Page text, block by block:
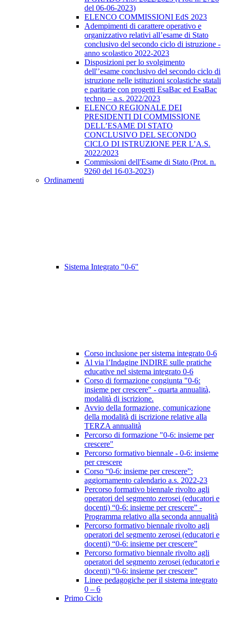
del 06-06-2023)
ELENCO COMMISSIONI EdS 2023
Adempimenti di carattere operativo e
organizzativo relativi all’esame di Stato
conclusivo del secondo ciclo di istruzione -
anno scolastico 2022-2023
Disposizioni per lo svolgimento
dell'’esame conclusivo del secondo ciclo di
istruzione nelle istituzioni scolastiche statali
e paritarie con progetti EsaBac ed EsaBac
techno – a.s. 2022/2023
ELENCO REGIONALE DEI
PRESIDENTI DI COMMISSIONE
DELL’ESAME DI STATO
CONCLUSIVO DEL SECONDO
CICLO DI ISTRUZIONE PER L’A.S.
2022/2023
Commissioni dell'Esame di Stato (Prot. n.
9260 del 16-03-2023)
Ordinamenti
Sistema Integrato "0-6"
Corso inclusione per sistema integrato 0-6
Al via l’Indagine INDIRE sulle pratiche
educative nel sistema integrato 0-6
Corso di formazione congiunta "0-6:
insieme per crescere" - quarta annualità,
modalità di iscrizione.
Avvio della formazione, comunicazione
della modalità di iscrizione relative alla
TERZA annualità
Percorso di formazione "0-6: insieme per
crescere"
Percorso formativo biennale - 0-6: insieme
per crescere
Corso “0-6: insieme per crescere”:
aggiornamento calendario a.s. 2022-23
Percorso formativo biennale rivolto agli
operatori del segmento zerosei (educatori e
docenti) “0-6: insieme per crescere” -
Programma relativo alla seconda annualità
Percorso formativo biennale rivolto agli
operatori del segmento zerosei (educatori e
docenti) “0-6: insieme per crescere”
Percorso formativo biennale rivolto agli
operatori del segmento zerosei (educatori e
docenti) “0-6: insieme per crescere”
Linee pedagogiche per il sistema integrato
0 – 6
Primo Ciclo